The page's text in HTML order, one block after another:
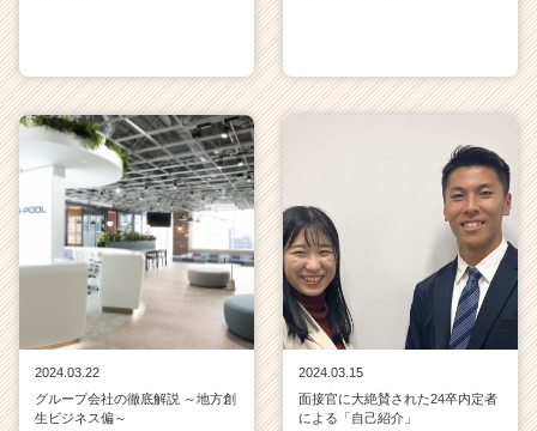
2024.03.22
グループ会社の徹底解説 ～地方創
生ビジネス偏～
2024.03.15
面接官に大絶賛された24卒内定者
による「自己紹介」